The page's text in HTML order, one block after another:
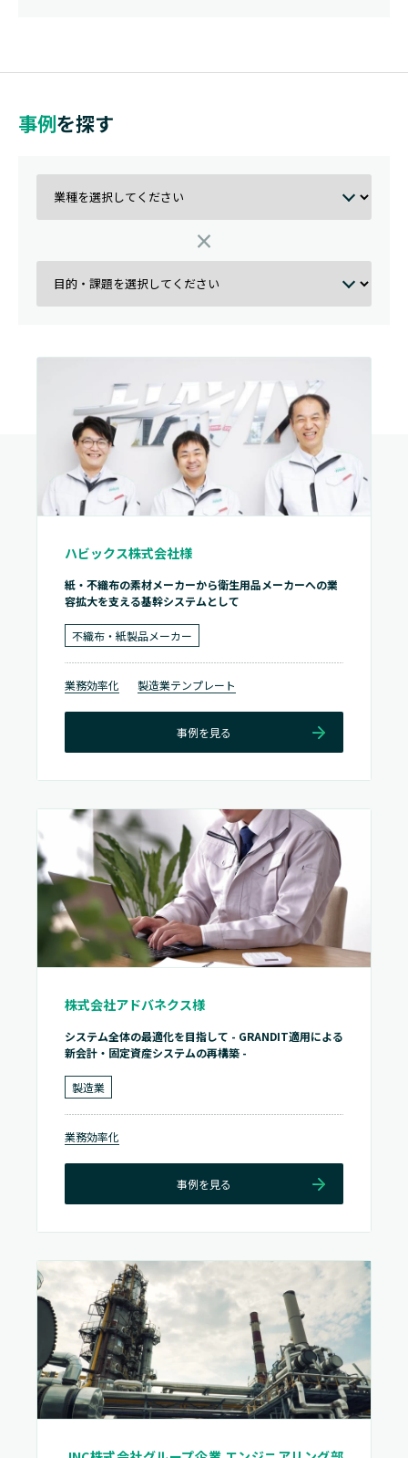
事例を探す
×
ハビックス株式会社様
紙・不織布の素材メーカーから衛生用品メーカーへの業
容拡大を支える基幹システムとして
不織布・紙製品メーカー
業務効率化 製造業テンプレート
事例を見る
株式会社アドバネクス様
システム全体の最適化を目指して - GRANDIT適用による
新会計・固定資産システムの再構築 -
製造業
業務効率化
事例を見る